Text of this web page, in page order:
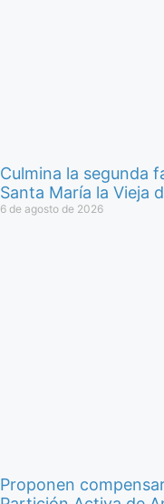
Culmina la segunda
Santa María la Vieja
6 de agosto de 2026
Proponen